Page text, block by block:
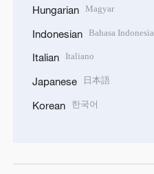
Hungarian Magyar
Indonesian Bahasa Indonesia
Italian Italiano
Japanese 日本語
Korean 한국어